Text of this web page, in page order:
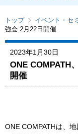
トップ イベント・セ
強会 2月22日開催
2023年1月30日
ONE COMPATH
開催
ONE COMPATHは、